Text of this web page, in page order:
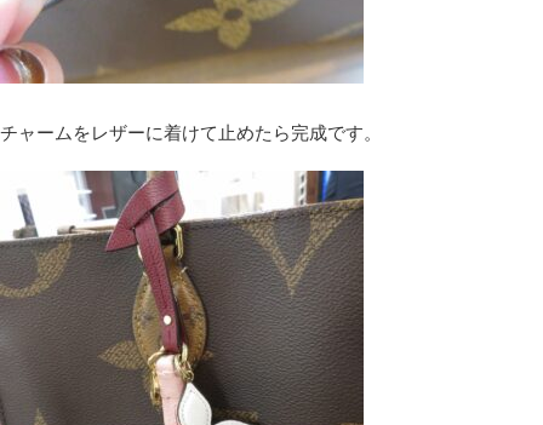
チャームをレザーに着けて止めたら完成です。